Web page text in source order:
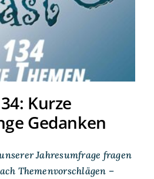
Gedanken
Kurze
Gedanken
Jahresumfrage fragen
Themenvorschlägen –